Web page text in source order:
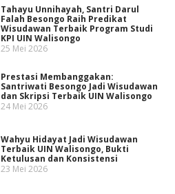
Tahayu Unnihayah, Santri Darul
Falah Besongo Raih Predikat
Wisudawan Terbaik Program Studi
KPI UIN Walisongo
25 Mei 2026
Prestasi Membanggakan:
Santriwati Besongo Jadi Wisudawan
dan Skripsi Terbaik UIN Walisongo
24 Mei 2026
Wahyu Hidayat Jadi Wisudawan
Terbaik UIN Walisongo, Bukti
Ketulusan dan Konsistensi
23 Mei 2026